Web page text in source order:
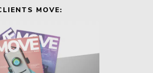
MOVE: